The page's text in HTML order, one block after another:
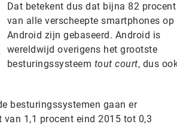
Dat betekent dus dat bijna 82 procent
van alle verscheepte smartphones op
Android zijn gebaseerd. Android is
wereldwijd overigens het grootste
besturingssysteem tout court, dus
besturingssystemen gaan er
1,1 procent eind 2015 tot 0,3